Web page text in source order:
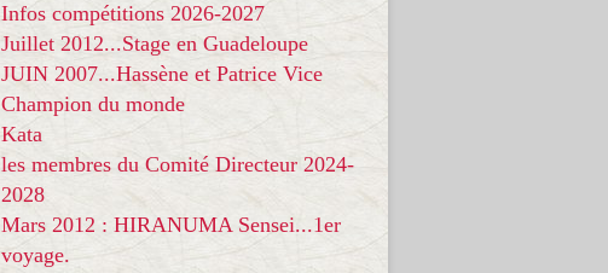
Infos compétitions 2026-2027
Juillet 2012...Stage en Guadeloupe
JUIN 2007...Hassène et Patrice Vice
Champion du monde
Kata
les membres du Comité Directeur 2024-
2028
Mars 2012 : HIRANUMA Sensei...1er
voyage.